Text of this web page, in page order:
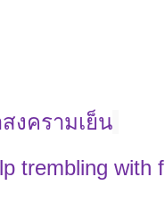
งครามเย็น
trembling with f